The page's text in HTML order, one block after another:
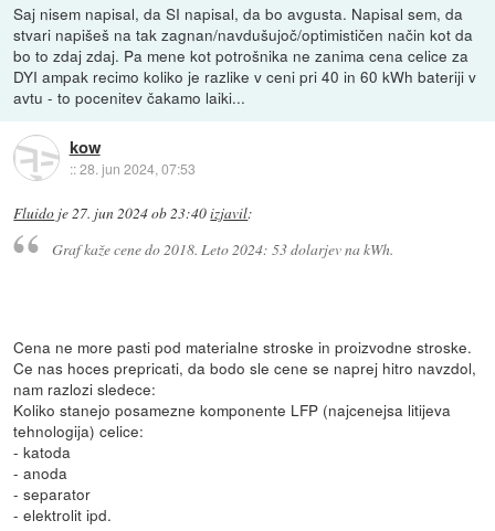
Saj nisem napisal, da SI napisal, da bo avgusta. Napisal sem, da
stvari napišeš na tak zagnan/navdušujoč/optimističen način kot da
bo to zdaj zdaj. Pa mene kot potrošnika ne zanima cena celice za
DYI ampak recimo koliko je razlike v ceni pri 40 in 60 kWh bateriji v
avtu - to pocenitev čakamo laiki...
kow
::28. jun 2024, 07:53
Fluido je27. jun 2024 ob 23:40izjavil:
Graf kaže cene do 2018. Leto 2024: 53 dolarjev na kWh.
Cena ne more pasti pod materialne stroske in proizvodne stroske.
Ce nas hoces prepricati, da bodo sle cene se naprej hitro navzdol,
nam razlozi sledece:
Koliko stanejo posamezne komponente LFP (najcenejsa litijeva
tehnologija) celice:
- katoda
- anoda
- separator
- elektrolit ipd.